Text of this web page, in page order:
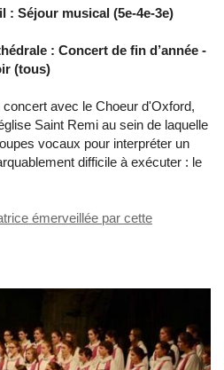
: Séjour musical (5e-4e-3e)
: Concert de fin d’année -
(tous)
avec le Choeur d'Oxford,
Saint Remi au sein de laquelle
vocaux pour interpréter un
difficile à exécuter : le
émerveillée par cette